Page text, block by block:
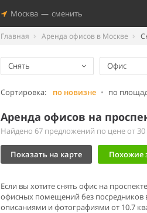
Москва — сменить
Главная Аренда офисов в Москве
Снять Офис
Сортировка: по новизне • по
Аренда офисов на
Найдено 67 предложений по цене от 30
Показать на карте Похожие
Если вы хотите снять офис на
офисных помещений без посредников
описаниями и фотографиями от 10.7